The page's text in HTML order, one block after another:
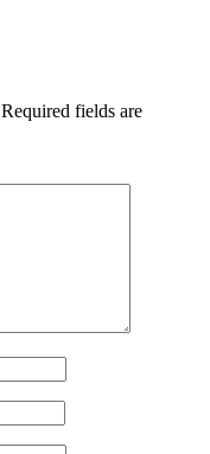
Required fields are